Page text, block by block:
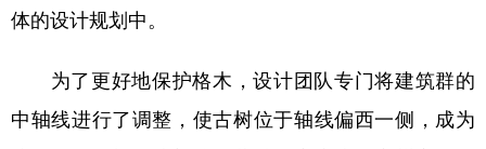
体的设计规划中。
为了更好地保护格木，设计团队专门将建筑群的
中轴线进行了调整，使古树位于轴线偏西一侧，成为